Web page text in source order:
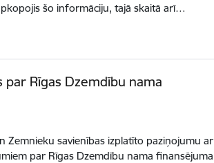
šo informāciju, tajā skaitā arī…
par Rīgas Dzemdību nama
Zemnieku savienības izplatīto paziņojumu ar
par Rīgas Dzemdību nama finansējuma